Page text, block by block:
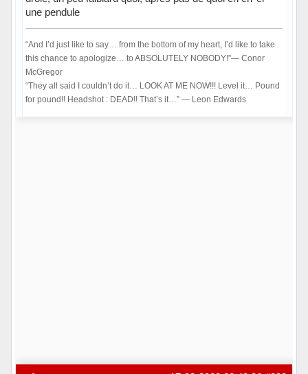
une pendule
“And I’d just like to say… from the bottom of my heart, I’d like to take
this chance to apologize… to ABSOLUTELY NOBODY!”― Conor
McGregor
“They all said I couldn’t do it… LOOK AT ME NOW!!! Level it… Pound
for pound!! Headshot : DEAD!! That’s it…” ― Leon Edwards